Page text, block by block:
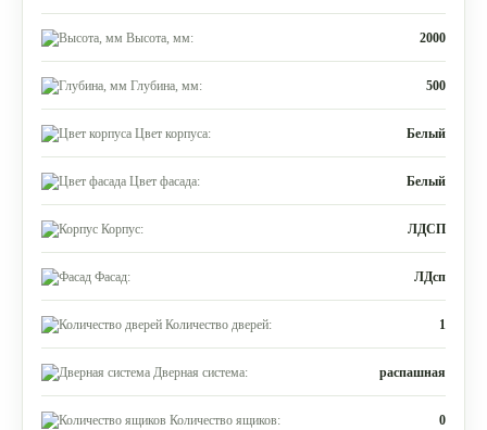
Высота, мм: 2000
Глубина, мм: 500
Цвет корпуса: Белый
Цвет фасада: Белый
Корпус: ЛДСП
Фасад: ЛДсп
Количество дверей: 1
Дверная система: распашная
Количество ящиков: 0